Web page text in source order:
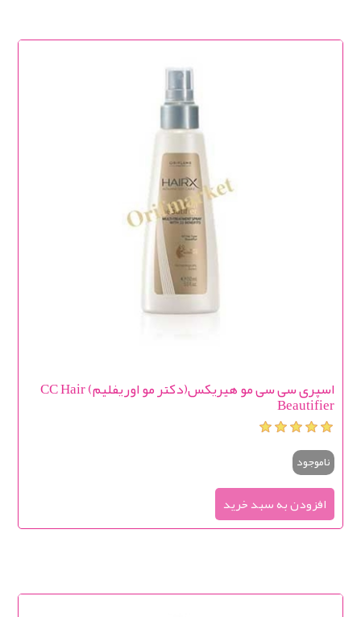
اسپری سی سی مو هیریکس(دکتر مو اوریفلیم) CC Hair
Beautifier
ناموجود